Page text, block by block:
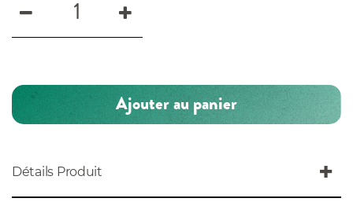
Ajouter au panier
Détails Produit